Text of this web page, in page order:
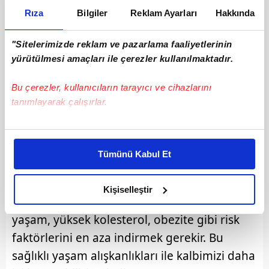
Rıza Bilgiler Reklam Ayarları Hakkında
"Sitelerimizde reklam ve pazarlama faaliyetlerinin
yürütülmesi amaçları ile çerezler kullanılmaktadır.
Bu çerezler, kullanıcıların tarayıcı ve cihazlarını
tanımlayarak çalışırlar.
Bu çerezlere izin vermeniz halinde sizlere özel
daha iyi reklam deneyimi yaşatabiliriz. Bunu yaparken
amacımızın size daha iyi bir reklam deneyimi sunmak
olduğunu ve sizlere en iyi içerikleri sunabilmek adına
elimizden gelen çabayı gösterdiğimizi ve bu noktada,
reklamların maliyetlerimizi karşılamak noktasında tek gelir
kalemimiz olduğunu sizlere hatırlatmak isteriz.
Her halükârda, kullanıcılar, bu çerezlere izin vermedikleri
Tümünü Kabul Et
Kişiselleştir
YÜKSEK KOLESTEROL
Kalp sağlığını nasıl korumak gerektiği
konusunda ise Uzm. Dr. Alagiç, "Hareketsiz
yaşam, yüksek kolesterol, obezite gibi risk
faktörlerini en aza indirmek gerekir. Bu
sağlıklı yaşam alışkanlıkları ile kalbimizi daha